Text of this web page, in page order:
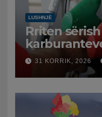
LUSHNJË
Rriten
Tensionet
Mesme
dhe
31 KORRIK, 2026